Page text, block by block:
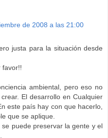
de 2008 a las 21:00
justa para la situación desde
favor!!
ambiental, pero eso no
El desarrollo en Cualquier
este país hay con que hacerlo,
que se aplique.
puede preservar la gente y el